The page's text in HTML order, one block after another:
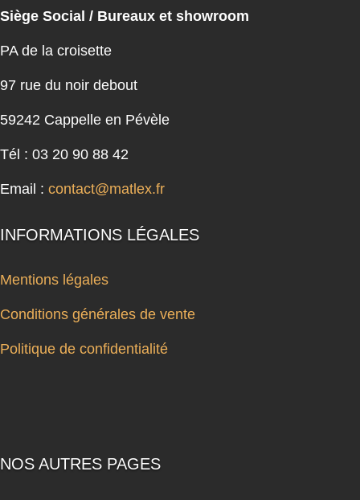
Siège Social / Bureaux et showroom
PA de la croisette
97 rue du noir debout
59242 Cappelle en Pévèle
Tél : 03 20 90 88 42
Email : contact@matlex.fr
INFORMATIONS LÉGALES
Mentions légales
Conditions générales de vente
Politique de confidentialité
NOS AUTRES PAGES